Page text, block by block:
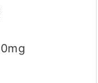
mg